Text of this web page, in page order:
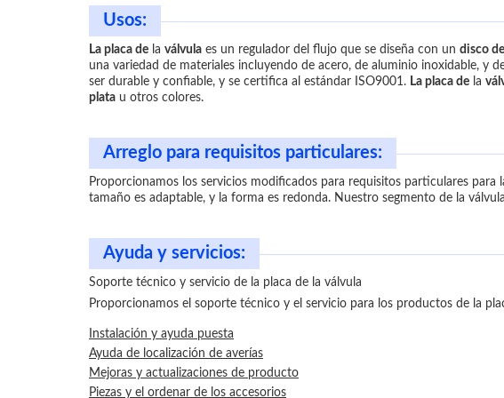
Usos:
La placa de la válvula es un regulador del flujo que se diseña con un disco de
una variedad de materiales incluyendo de acero, de aluminio inoxidable, y
ser durable y confiable, y se certifica al estándar ISO9001. La placa de la
plata u otros colores.
Arreglo para requisitos particulares:
Proporcionamos los servicios modificados para requisitos particulares
tamaño es adaptable, y la forma es redonda. Nuestro segmento de la
Ayuda y servicios:
Soporte técnico y servicio de la placa de la válvula
Proporcionamos el soporte técnico y el servicio para los productos de la
Instalación y ayuda puesta
Ayuda de localización de averías
Mejoras y actualizaciones de producto
Piezas y el ordenar de los accesorios